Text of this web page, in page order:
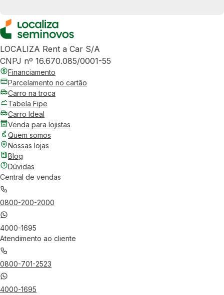
LOCALIZA Rent a Car S/A
CNPJ nº 16.670.085/0001-55
Financiamento
Parcelamento no cartão
Carro na troca
Tabela Fipe
Carro Ideal
Venda para lojistas
Quem somos
Nossas lojas
Blog
Dúvidas
Central de vendas
0800-200-2000
4000-1695
Atendimento ao cliente
0800-701-2523
4000-1695